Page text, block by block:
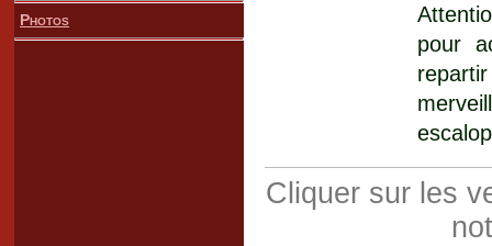
Photos
pour
Cliquer sur les